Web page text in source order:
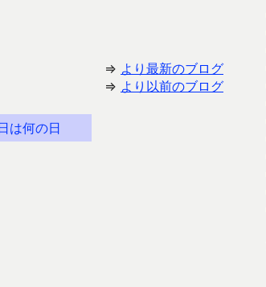
⇒ より最新のブログ
⇒ より以前のブログ
は何の日